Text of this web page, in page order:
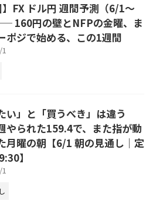
】FX ドル円 週間予測（6/1〜
160円の壁とNFPの金曜、ま
ポジで始める、この1週間
い」と「買うべき」は違う
られた159.4で、また指が動
月曜の朝【6/1 朝の見通し｜定
】